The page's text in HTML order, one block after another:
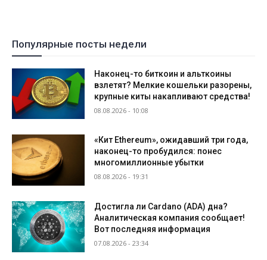
Популярные посты недели
Наконец-то биткоин и альткоины
взлетят? Мелкие кошельки разорены,
крупные киты накапливают средства!
08.08.2026 - 10:08
«Кит Ethereum», ожидавший три года,
наконец-то пробудился: понес
многомиллионные убытки
08.08.2026 - 19:31
Достигла ли Cardano (ADA) дна?
Аналитическая компания сообщает!
Вот последняя информация
07.08.2026 - 23:34